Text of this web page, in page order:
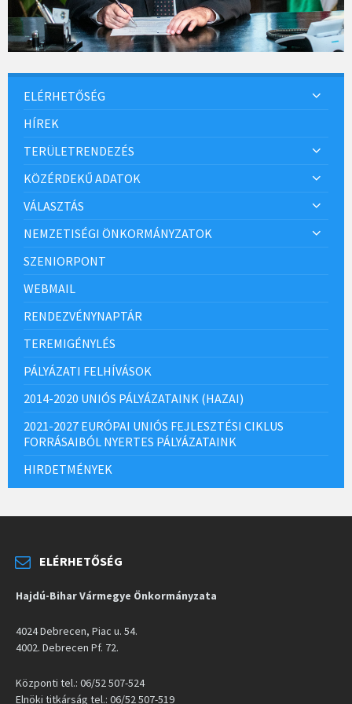
ELÉRHETŐSÉG
HÍREK
TERÜLETRENDEZÉS
KÖZÉRDEKŰ ADATOK
VÁLASZTÁS
NEMZETISÉGI ÖNKORMÁNYZATOK
SZENIORPONT
WEBMAIL
RENDEZVÉNYNAPTÁR
TEREMIGÉNYLÉS
PÁLYÁZATI FELHÍVÁSOK
2014-2020 UNIÓS PÁLYÁZATAINK (HAZAI)
2021-2027 EURÓPAI UNIÓS FEJLESZTÉSI CIKLUS
FORRÁSAIBÓL NYERTES PÁLYÁZATAINK
HIRDETMÉNYEK
ELÉRHETŐSÉG
Hajdú-Bihar Vármegye Önkormányzata
4024 Debrecen, Piac u. 54.
4002. Debrecen Pf. 72.
Központi tel.: 06/52 507-524
Elnöki titkárság tel.: 06/52 507-519